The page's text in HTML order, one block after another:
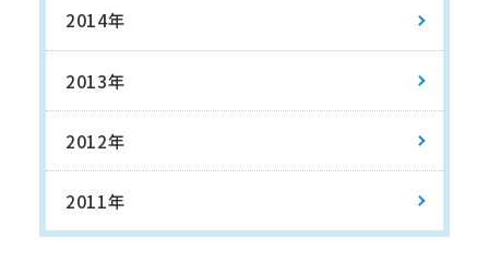
2014年
2013年
2012年
2011年